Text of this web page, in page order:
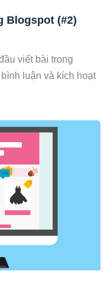
Blogspot (#2)
viết bài trong
luận và kích hoạt